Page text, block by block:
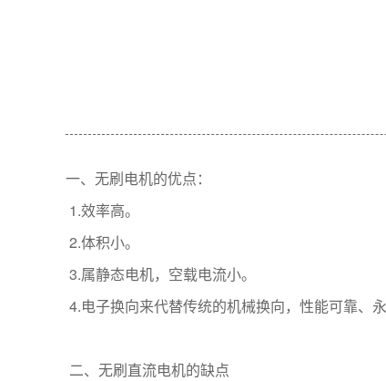
一、无刷电机的优点：
1.效率高。
2.体积小。
3.属静态电机，空载电流小。
4.电子换向来代替传统的机械换向，性能可靠、
二、无刷直流电机的缺点